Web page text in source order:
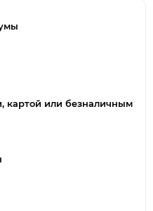
картой или безналичным